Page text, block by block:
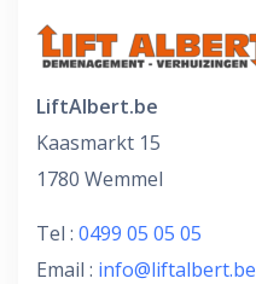
LiftAlbert.be
Kaasmarkt 15
1780 Wemmel
Tel : 0499 05 05 05
Email : info@liftalbert.be